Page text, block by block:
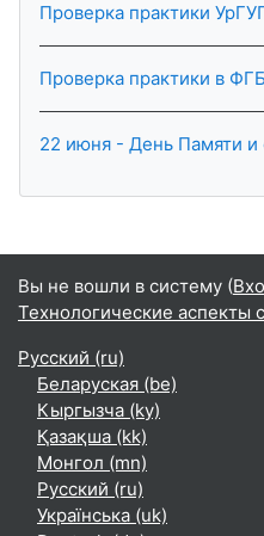
Проверка практики
Проверка практики в
22 июня - День Памяти и
Вы не вошли в систему (
Технологические аспекты
Русский ‎(ru)‎
Беларуская ‎(be)‎
Кыргызча ‎(ky)‎
Қазақша ‎(kk)‎
Монгол ‎(mn)‎
Русский ‎(ru)‎
Українська ‎(uk)‎